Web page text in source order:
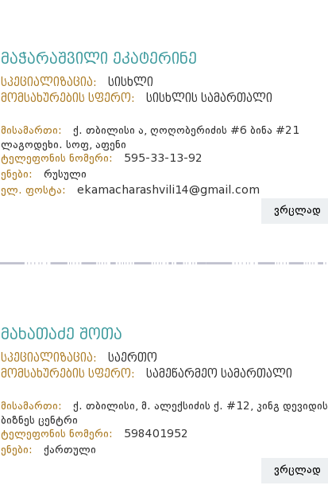
მაჭარაშვილი ეკატერინე
სპეციალიზაცია:
სისხლი
მომსახურების სფერო:
სისხლის სამართალი
მისამართი:
ქ. თბილისი ა, ღოღობერიძის #6 ბინა #21
ლაგოდეხი. სოფ, აფენი
ტელეფონის ნომერი:
595-33-13-92
ენები:
რუსული
ელ. ფოსტა:
ekamacharashvili14@gmail.com
ვრცლად
მახათაძე შოთა
სპეციალიზაცია:
საერთო
მომსახურების სფერო:
სამეწარმეო სამართალი
მისამართი:
ქ. თბილისი, მ. ალექსიძის ქ. #12, კინგ დევიდის
ბიზნეს ცენტრი
ტელეფონის ნომერი:
598401952
ენები:
ქართული
ვრცლად